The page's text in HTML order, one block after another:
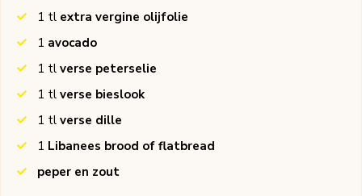
1 tl extra vergine olijfolie
1 avocado
1 tl verse peterselie
1 tl verse bieslook
1 tl verse dille
1 Libanees brood of flatbread
peper en zout